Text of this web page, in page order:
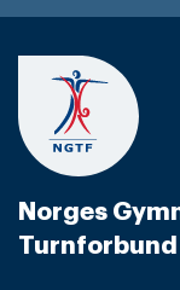
Norges
Turnforbund